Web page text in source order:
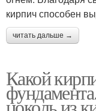
кирпич способен
читать дальше →
Какой